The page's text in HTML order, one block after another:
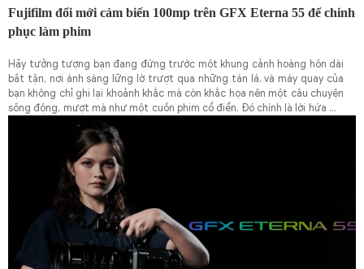
Fujifilm đổi mới cảm biến 100mp trên GFX Eterna 55 để chinh
phục làm phim
Hãy tưởng tượng bạn đang đứng trước một khung cảnh hoàng hôn dài
bất tận, nơi ánh sáng lững lờ trượt qua những tán lá, và máy quay của
bạn không chỉ ghi lại khoảnh khắc mà còn khắc họa nên một câu chuyện
sống động, mượt mà như một cuốn phim cổ điển. Đó chính là lời hứa mà
Fujifilm mang đến với GFX Eterna 55 – một chiếc máy quay điện ảnh
không chỉ kế thừa di sản ảnh tĩnh hùng mạnh mà còn được tái sinh để
ôm trọn thế giới video. Dựa trên cảm biến trung bình 101 megapixel
quen thuộc từ dòng GFX100 II và GFX100S II, Fujifilm đã lặng lẽ thực
hiện những thay đổi sâu sắc, biến nó thành công cụ lý tưởng cho các
nhà làm phim. Không phải là một bản sao chép đơn thuần, mà là sự hòa
quyện tinh tế giữa kỹ thuật số và analog, mở ra cánh cửa cho những
biểu đạt điện ảnh đầy cảm xúc.